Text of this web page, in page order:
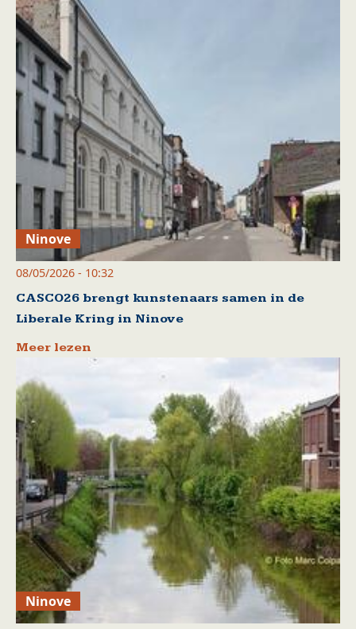
Ninove
08/05/2026 - 10:32
CASCO26 brengt kunstenaars samen in de
Liberale Kring in Ninove
Meer lezen
Ninove